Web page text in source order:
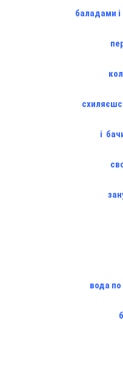
баладами
і
вода